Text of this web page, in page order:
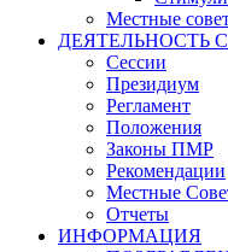
Местные
ДЕЯТЕЛЬНОСТЬ
Сессии
Президиум
Регламент
Положения
Законы ПМР
Рекомендации
Местные
Отчеты
ИНФОРМАЦИЯ